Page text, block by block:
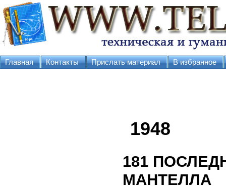
Главная Контакты Прислать материал В избранное
1948
181
МАНТЕЛЛА